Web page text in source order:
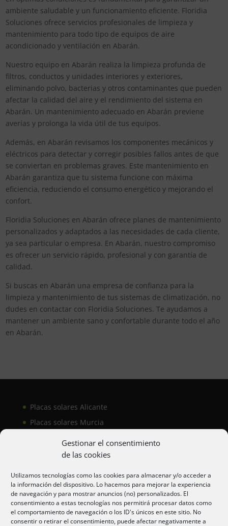
Gestionar el consentimiento
de las cookies
Utilizamos tecnologías como las cookies para almacenar y/o acceder a
la información del dispositivo. Lo hacemos para mejorar la experiencia
de navegación y para mostrar anuncios (no) personalizados. El
consentimiento a estas tecnologías nos permitirá procesar datos como
el comportamiento de navegación o los ID's únicos en este sitio. No
consentir o retirar el consentimiento, puede afectar negativamente a
ambiente saludable y un funcionamiento eficiente. Floridia
Soluciones ofrece servicios profesionales de limpieza y
mantenimiento para todo tipo de equipos de aire
acondicionado y ventilación en Abarán.
Nuestro equipo en Abarán realiza la limpieza profunda de
filtros, conductos y unidades interiores y exteriores,
eliminando polvo, bacterias y otros contaminantes que pueden
afectar la calidad del aire y el rendimiento del sistema en
Abarán. Un mantenimiento adecuado en Abarán previene
averías y prolonga la vida útil de tus equipos.
Además, en Abarán revisamos los componentes mecánicos y
eléctricos para detectar y corregir posibles fallos antes de que
se conviertan en problemas graves. Este mantenimiento en
Abarán garantiza que tu sistema funcione con máxima
eficiencia, reduciendo el consumo energético y mejorando el
confort.
Floridia Soluciones en Abarán ofrece planes de mantenimiento
personalizados y adaptados a las necesidades de cada cliente,
ya sea particular o empresa. En Abarán, nuestro compromiso
es ofrecer un servicio rápido, profesional y con garantía de
calidad.
Si buscas en Abarán una empresa de confianza para la
limpieza y mantenimiento de tus sistemas de climatización, no
dudes en contactar con Floridia Soluciones. Te ayudamos a
mantener un ambiente sano y confortable durante todo el año
en Abarán.
Placas solares Alicante
Placas solares Murcia
Aire acondicionado Alicante
Aire acondicionador Murcia
Aire acondicionado San Juan